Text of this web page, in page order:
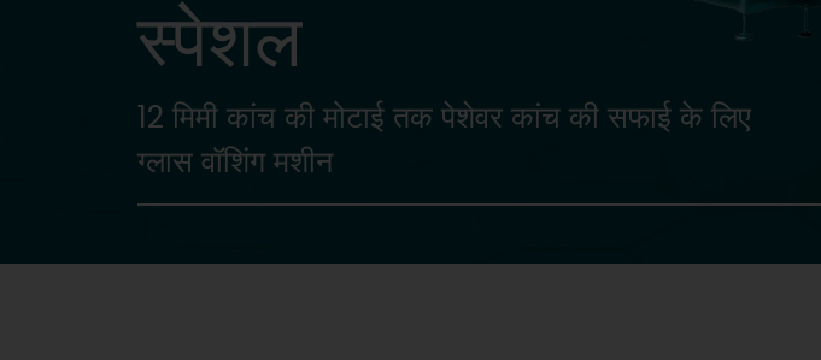
स्पेशल
12 मिमी कांच की मोटाई तक पेशेवर कांच की सफाई के लिए
ग्लास वॉशिंग मशीन